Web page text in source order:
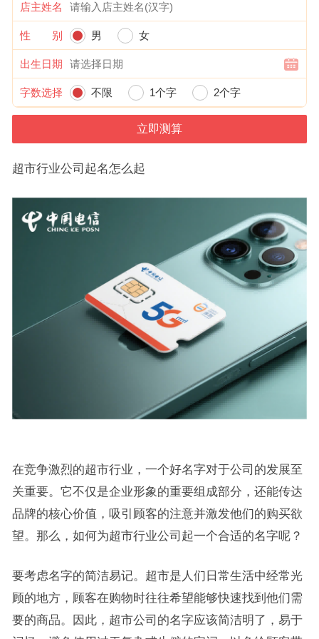
店主姓名
性 别 男 女
出生日期
字数选择 不限 1个字 2个字
超市行业公司起名怎么起
在竞争激烈的超市行业，一个好名字对于公司的发展至
关重要。它不仅是企业形象的重要组成部分，还能传达
品牌的核心价值，吸引顾客的注意并激发他们的购买欲
望。那么，如何为超市行业公司起一个合适的名字呢？
要考虑名字的简洁易记。超市是人们日常生活中经常光
顾的地方，顾客在购物时往往希望能够快速找到他们需
要的商品。因此，超市公司的名字应该简洁明了，易于